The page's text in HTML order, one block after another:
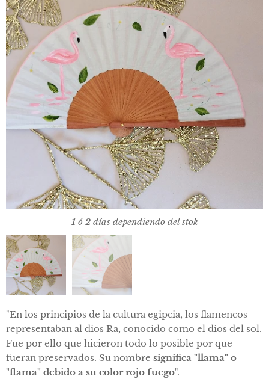
1 ó 2 días dependiendo del stok
1 ó 2 días dependiendo del stok
"En los principios de la cultura egipcia, los flamencos
representaban al dios Ra, conocido como el dios del sol.
Fue por ello que hicieron todo lo posible por que
fueran preservados. Su nombre significa "llama" o
"flama" debido a su color rojo fuego".